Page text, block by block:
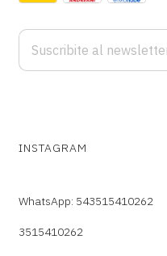
INSTAGRAM
WhatsApp: 543515410262
3515410262